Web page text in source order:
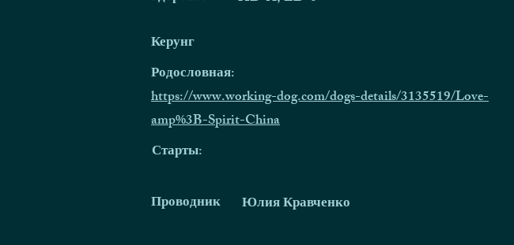
Керунг
Родословная:
https://www.working-dog.com/dogs-details/3135519/Love-
amp%3B-Spirit-China
Старты:
Проводник Юлия Кравченко